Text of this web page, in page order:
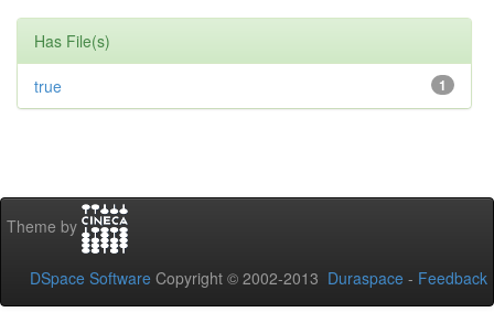
Has File(s)
1
true
Theme by
DSpace Software Copyright © 2002-2013 Duraspace - Feedback